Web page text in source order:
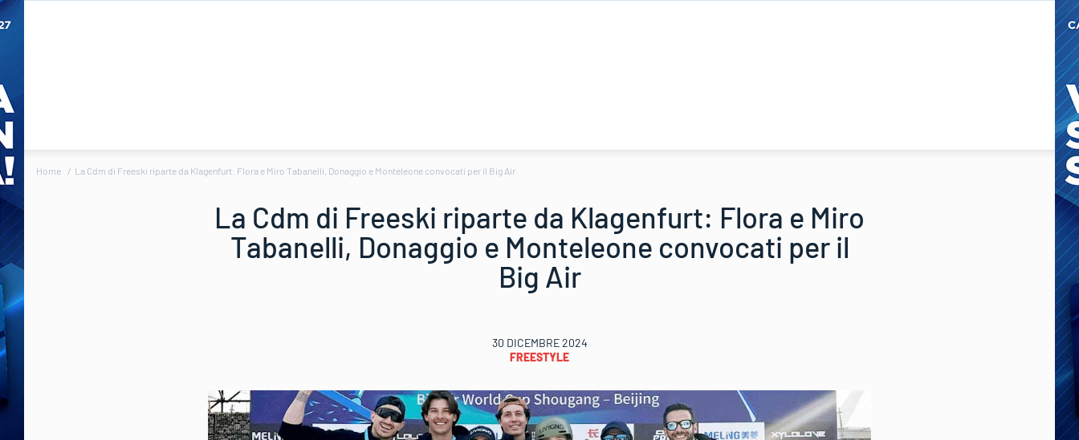
Home La Cdm di Freeski riparte da Klagenfurt: Flora e Miro Tabanelli, Donaggio e Monteleone convocati per il Big Air
La Cdm di Freeski riparte da Klagenfurt: Flora e Miro
Tabanelli, Donaggio e Monteleone convocati per il
Big Air
30 DICEMBRE 2024
FREESTYLE